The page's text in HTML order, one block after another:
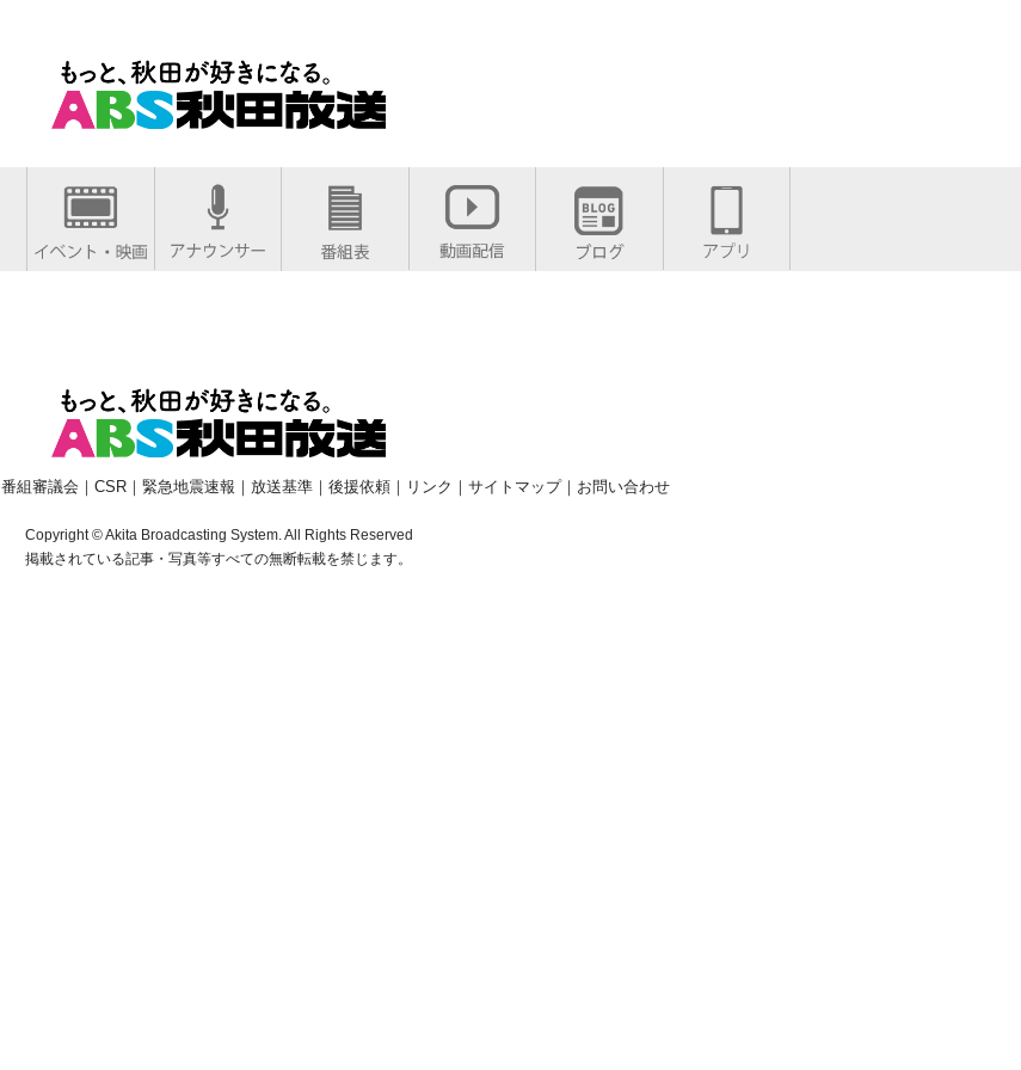
番組審議会 ｜ CSR｜ 緊急地震速報 ｜ 放送基準｜ 後援依頼｜ リンク ｜ サイトマップ｜ お問い合わせ
Copyright © Akita Broadcasting System. All Rights Reserved
掲載されている記事・写真等すべての無断転載を禁じます。